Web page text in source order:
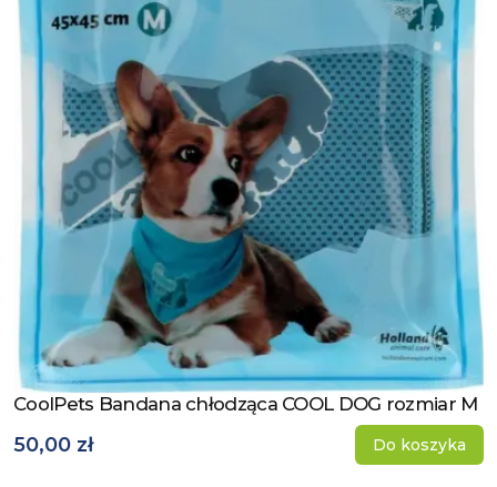
Zobacz produkt
CoolPets Bandana chłodząca COOL DOG rozmiar M
50,00 zł Do koszyka